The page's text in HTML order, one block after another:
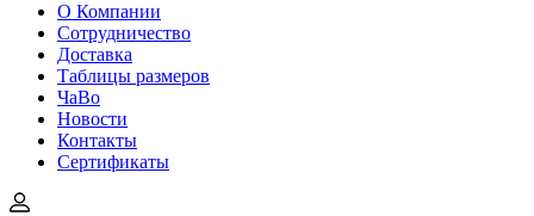
О Компании
Сотрудничество
Доставка
Таблицы размеров
ЧаВо
Новости
Контакты
Сертификаты